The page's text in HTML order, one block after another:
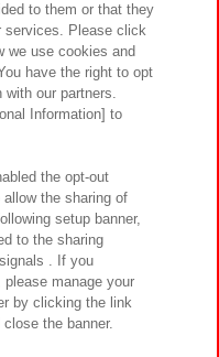
サイトポリシー
シビリティ方針と検証結果
あるご質問・お問い合わせ
Inc.
to them or that they
services. Please click
we use cookies and
have the right to opt
with our partners.
Information] to
the opt-out
the sharing of
setup banner,
to the sharing
. If you
manage your
by clicking the link
the banner.